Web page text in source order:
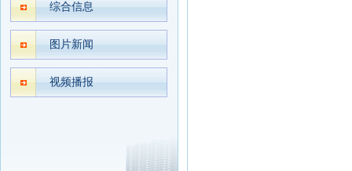
综合信息
图片新闻
视频播报